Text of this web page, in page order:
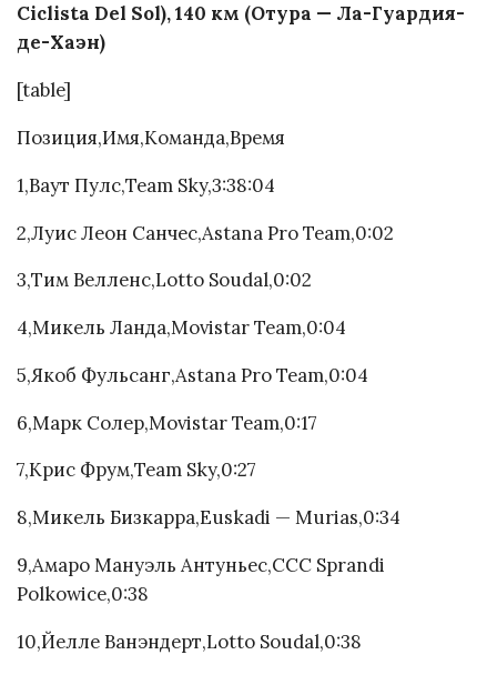
Ciclista Del Sol), 140 км (Отура — Ла-Гуардия-
де-Хаэн)
[table]
Позиция,Имя,Команда,Время
1,Ваут Пулс,Team Sky,3:38:04
2,Луис Леон Санчес,Astana Pro Team,0:02
3,Тим Велленс,Lotto Soudal,0:02
4,Микель Ланда,Movistar Team,0:04
5,Якоб Фульсанг,Astana Pro Team,0:04
6,Марк Солер,Movistar Team,0:17
7,Крис Фрум,Team Sky,0:27
8,Микель Бизкарра,Euskadi — Murias,0:34
9,Амаро Мануэль Антуньес,CCC Sprandi
Polkowice,0:38
10,Йелле Ванэндерт,Lotto Soudal,0:38